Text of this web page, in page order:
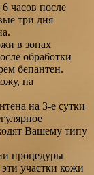
часов после
три дня
в зонах
обработки
бепантен.
на
на 3-е сутки
Вашему типу
процедуры
участки кожи